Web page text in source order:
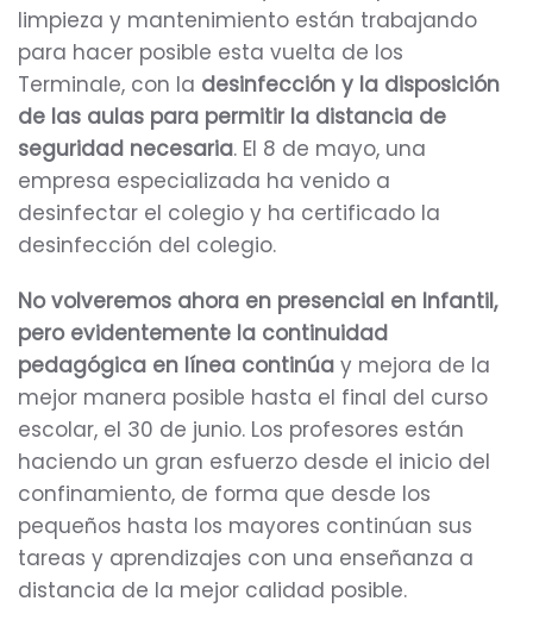
limpieza y mantenimiento están trabajando
para hacer posible esta vuelta de los
Terminale, con la desinfección y la disposición
de las aulas para permitir la distancia de
seguridad necesaria. El 8 de mayo, una
empresa especializada ha venido a
desinfectar el colegio y ha certificado la
desinfección del colegio.
No volveremos ahora en presencial en Infantil,
pero evidentemente la continuidad
pedagógica en línea continúa y mejora de la
mejor manera posible hasta el final del curso
escolar, el 30 de junio. Los profesores están
haciendo un gran esfuerzo desde el inicio del
confinamiento, de forma que desde los
pequeños hasta los mayores continúan sus
tareas y aprendizajes con una enseñanza a
distancia de la mejor calidad posible.